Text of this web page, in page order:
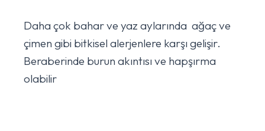
Daha çok bahar ve yaz aylarında ağaç ve
çimen gibi bitkisel alerjenlere karşı gelişir.
Beraberinde burun akıntısı ve hapşırma
olabilir